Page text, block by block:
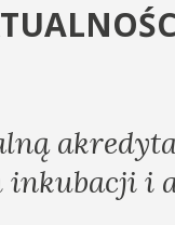
inkubacji i